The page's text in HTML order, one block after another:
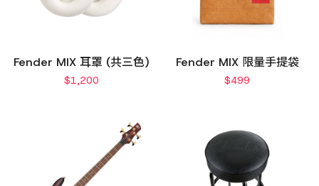
Fender MIX 耳罩 (共三色)
$1,200
Fender MIX 限量手提袋
$499